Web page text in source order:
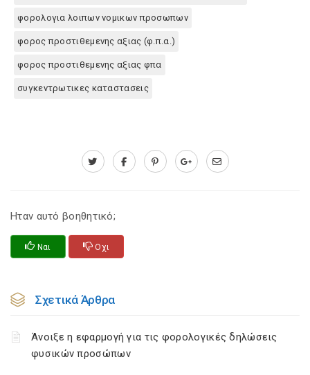
φορολογια λοιπων νομικων προσωπων
φορος προστιθεμενης αξιας (φ.π.α.)
φορος προστιθεμενης αξιας φπα
συγκεντρωτικες καταστασεις
Ηταν αυτό βοηθητικό;
Ναι Οχι
Σχετικά Άρθρα
Άνοιξε η εφαρμογή για τις φορολογικές δηλώσεις
φυσικών προσώπων